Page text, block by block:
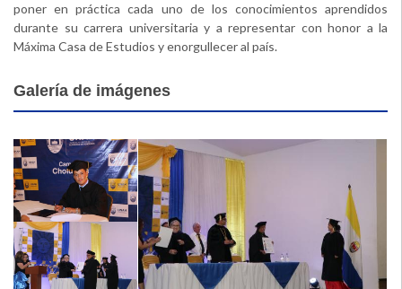
poner en práctica cada uno de los conocimientos aprendidos
durante su carrera universitaria y a representar con honor a la
Máxima Casa de Estudios y enorgullecer al país.
Galería de imágenes